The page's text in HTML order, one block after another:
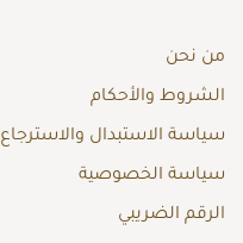
من نحن
الشروط والأحكام
سياسة الاستبدال والاسترجاع
سياسة الخصوصية
الرقم الضريبي